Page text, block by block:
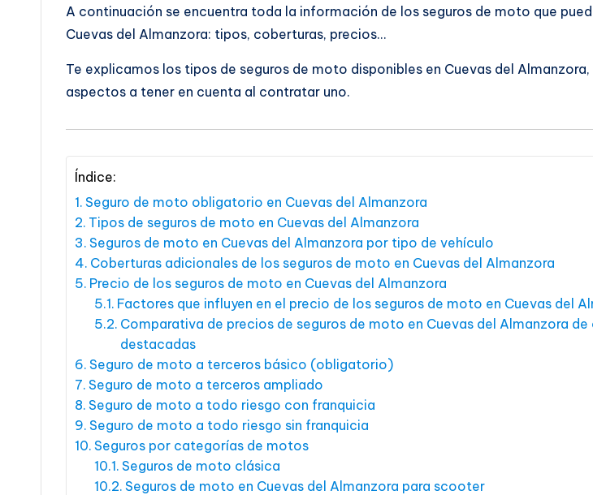
A continuación se encuentra toda la información de los seguros de moto que
Cuevas del Almanzora: tipos, coberturas, precios…
Te explicamos los tipos de seguros de moto disponibles en Cuevas del
aspectos a tener en cuenta al contratar uno.
Índice:
Seguro de moto obligatorio en Cuevas del Almanzora
Tipos de seguros de moto en Cuevas del Almanzora
Seguros de moto en Cuevas del Almanzora por tipo de vehículo
Coberturas adicionales de los seguros de moto en Cuevas del Almanzora
Precio de los seguros de moto en Cuevas del Almanzora
Factores que influyen en el precio de los seguros de moto en Cuevas del
Comparativa de precios de seguros de moto en Cuevas del Almanzora
destacadas
Seguro de moto a terceros básico (obligatorio)
Seguro de moto a terceros ampliado
Seguro de moto a todo riesgo con franquicia
Seguro de moto a todo riesgo sin franquicia
Seguros por categorías de motos
Seguros de moto clásica
Seguros de moto en Cuevas del Almanzora para scooter